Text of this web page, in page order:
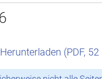
(PDF, 52